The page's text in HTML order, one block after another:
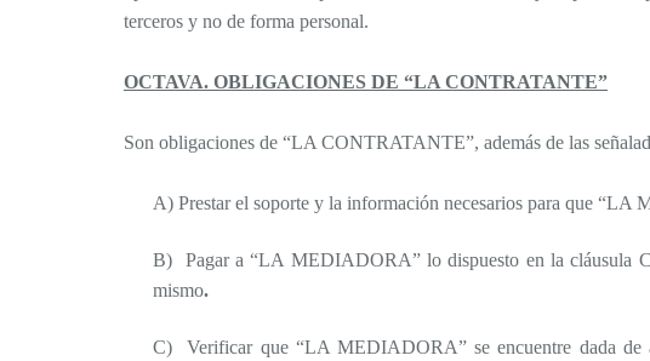
terceros y no de forma personal.
OCTAVA. OBLIGACIONES DE “LA CONTRATANTE”
Son obligaciones de “LA CONTRATANTE”, además de las
A) Prestar el soporte y la información necesarios para que
B) Pagar a “LA MEDIADORA” lo dispuesto en la cláusula
mismo.
C) Verificar que “LA MEDIADORA” se encuentre dada de